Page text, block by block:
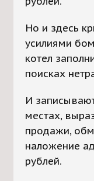
Но и здесь
усилиями
котел
поисках
И
местах,
продажи,
наложение
рублей.